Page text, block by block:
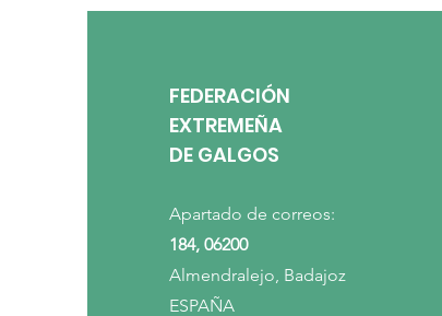
FEDERACIÓN
EXTREMEÑA
DE GALGOS
Apartado de correos:
184, 06200
Almendralejo, Badajoz
ESPAÑA